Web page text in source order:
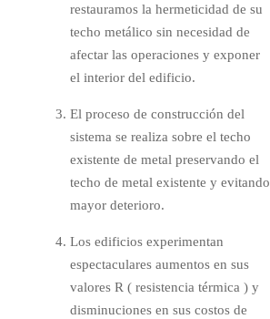
restauramos la hermeticidad de su
techo metálico sin necesidad de
afectar las operaciones y exponer
el interior del edificio.
El proceso de construcción del
sistema se realiza sobre el techo
existente de metal preservando el
techo de metal existente y evitando
mayor deterioro.
Los edificios experimentan
espectaculares aumentos en sus
valores R ( resistencia térmica ) y
disminuciones en sus costos de